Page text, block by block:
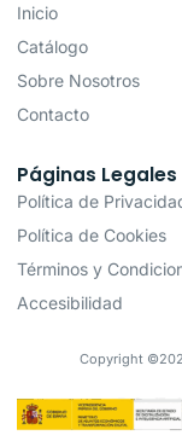
Inicio
Catálogo
Sobre Nosotros
Contacto
Páginas Legales
Política de
Política de Cookies
Términos y
Accesibilidad
Copyright